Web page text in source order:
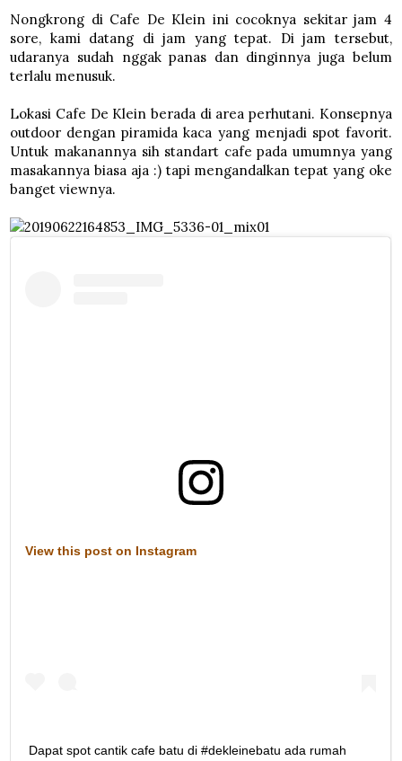
Nongkrong di Cafe De Klein ini cocoknya sekitar jam 4
sore, kami datang di jam yang tepat. Di jam tersebut,
udaranya sudah nggak panas dan dinginnya juga belum
terlalu menusuk.
Lokasi Cafe De Klein berada di area perhutani. Konsepnya
outdoor dengan piramida kaca yang menjadi spot favorit.
Untuk makanannya sih standart cafe pada umumnya yang
masakannya biasa aja :) tapi mengandalkan tepat yang oke
banget viewnya.
View this post on Instagram
Dapat spot cantik cafe batu di #dekleinebatu ada rumah